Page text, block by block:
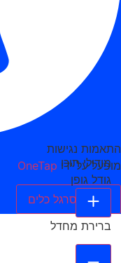
התאמות נגישות
מופעל על ידי OneTap
הסתר סרגל כלים
מודולי תוכן
גודל גופן
ברירת מחדל